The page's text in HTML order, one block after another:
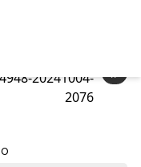
»
20241004-
2076